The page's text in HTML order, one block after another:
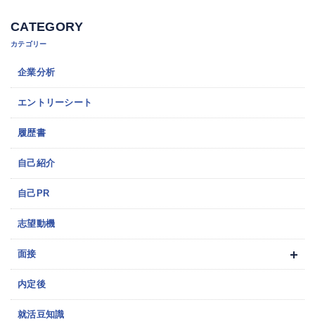
CATEGORY
カテゴリー
企業分析
エントリーシート
履歴書
自己紹介
自己PR
志望動機
面接
内定後
就活豆知識